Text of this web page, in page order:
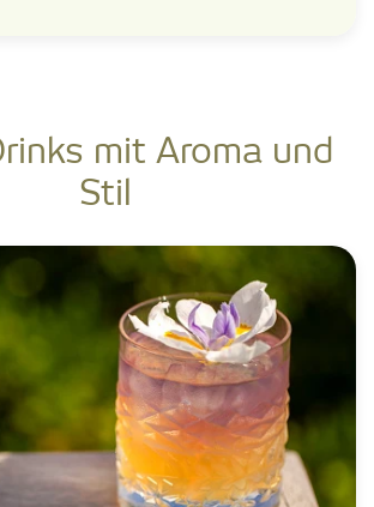
mit Aroma und
Stil